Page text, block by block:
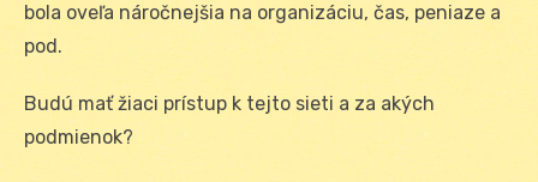
bola oveľa náročnejšia na organizáciu, čas, peniaze a
pod.
Budú mať žiaci prístup k tejto sieti a za akých
podmienok?